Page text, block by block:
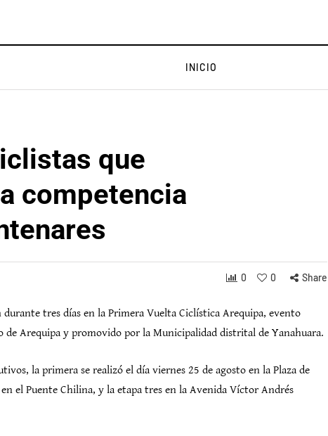
INICIO
que
competencia
0 0 Share
tres días en la Primera Vuelta Ciclística Arequipa, evento
de Arequipa y promovido por la Municipalidad distrital de Yanahuara.
la primera se realizó el día viernes 25 de agosto en la Plaza de
el Puente Chilina, y la etapa tres en la Avenida Víctor Andrés